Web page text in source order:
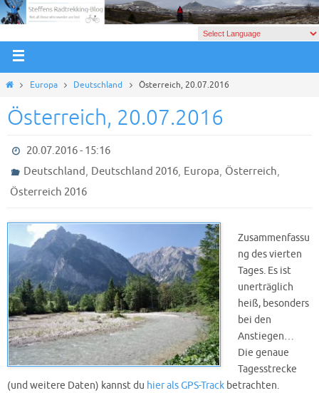
Europa Deutschland Österreich, 20.07.2016
Österreich, 20.07.2016
20.07.2016 - 15:16
Deutschland, Deutschland 2016, Europa, Österreich,
Österreich 2016
Zusammenfassu
ng des vierten
Tages. Es ist
unerträglich
heiß, besonders
bei den
Anstiegen…
Die genaue
Tagesstrecke
(und weitere Daten) kannst du hier als GPS-Track betrachten.